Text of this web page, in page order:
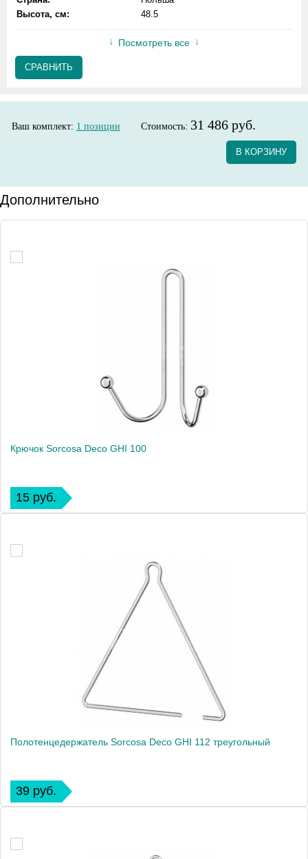
Высота, см:
48.5
Посмотреть все
СРАВНИТЬ
Ваш комплект: 1 позиции Стоимость: 31 486 руб.
В КОРЗИНУ
Дополнительно
Крючок Sorcosa Deco GHI 100
15 руб.
Полотенцедержатель Sorcosa Deco GHI 112 треугольный
39 руб.